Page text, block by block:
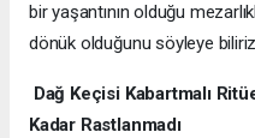
bir yaşantının olduğu
dönük olduğunu söyleye biliriz
Dağ Keçisi Kabartmalı
Kadar Rastlanmadı